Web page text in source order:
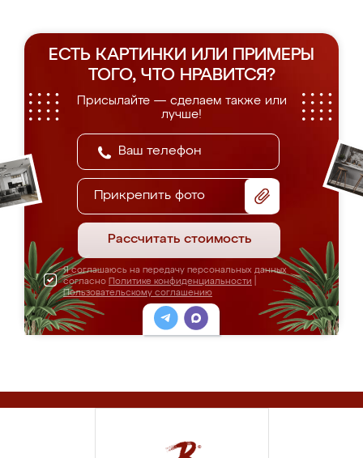
ЕСТЬ КАРТИНКИ ИЛИ ПРИМЕРЫ
ТОГО, ЧТО НРАВИТСЯ?
Присылайте — сделаем также или
лучше!
Прикрепить фото
Рассчитать стоимость
Я соглашаюсь на передачу персональных данных
согласно Политике конфиденциальности
Пользовательскому соглашению